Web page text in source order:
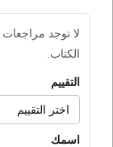
لا توجد
الكتاب.
التقييم
اسمك